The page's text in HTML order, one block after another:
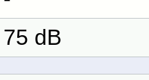
75 dB